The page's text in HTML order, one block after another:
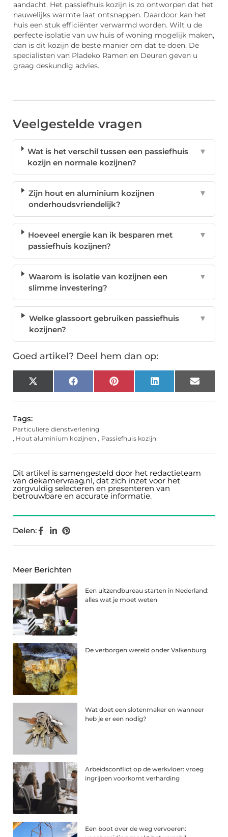
aandacht. Het passiefhuis kozijn is zo ontworpen dat het
nauwelijks warmte laat ontsnappen. Daardoor kan het
huis een stuk efficiënter verwarmd worden. Wilt u de
perfecte isolatie van uw huis of woning mogelijk maken,
dan is dit kozijn de beste manier om dat te doen. De
specialisten van Pladeko Ramen en Deuren geven u
graag deskundig advies.
Veelgestelde vragen
Wat is het verschil tussen een passiefhuis
kozijn en normale kozijnen?
▼
Zijn hout en aluminium kozijnen
onderhoudsvriendelijk?
▼
Hoeveel energie kan ik besparen met
passiefhuis kozijnen?
▼
Waarom is isolatie van kozijnen een
slimme investering?
▼
Welke glassoort gebruiken passiefhuis
kozijnen?
▼
Goed artikel? Deel hem dan op:
X
(Twitter)
FacebookPinterest LinkedIn Email
Tags:
Particuliere dienstverlening
, Hout aluminium kozijnen , Passiefhuis kozijn
Dit artikel is samengesteld door het redactieteam
van dekamervraag.nl, dat zich inzet voor het
zorgvuldig selecteren en presenteren van
betrouwbare en accurate informatie.
Delen:
Meer Berichten
Een uitzendbureau starten in Nederland:
alles wat je moet weten
De verborgen wereld onder Valkenburg
Wat doet een slotenmaker en wanneer
heb je er een nodig?
Arbeidsconflict op de werkvloer: vroeg
ingrijpen voorkomt verharding
Een boot over de weg vervoeren: